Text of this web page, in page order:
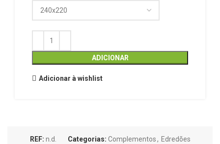
ADICIONAR
Adicionar à wishlist
REF: n.d. Categorias: Complementos, Edredões